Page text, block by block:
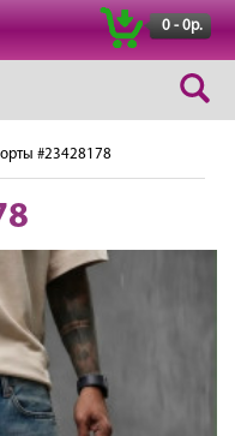
0 - 0р.
#23428178